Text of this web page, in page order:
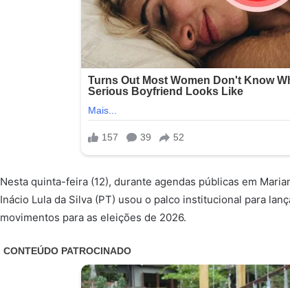
Nesta quinta-feira (12), durante agendas públicas em
Inácio Lula da Silva (PT) usou o palco institucional para
movimentos para as eleições de 2026.